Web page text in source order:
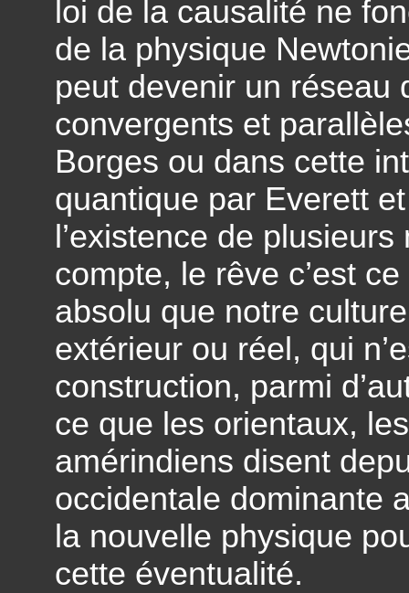
loi de la causalité ne
de la physique
peut devenir un réseau
convergents et
Borges ou dans cette
quantique par Everett
l’existence de
compte, le rêve c’est
absolu que notre
extérieur ou réel, qui
construction, parmi
ce que les orientaux,
amérindiens disent
occidentale dominante
la nouvelle physique
cette éventualité.